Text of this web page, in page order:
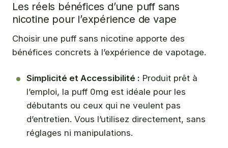
Les réels bénéfices d’une puff sans
nicotine pour l’expérience de vape
Choisir une puff sans nicotine apporte des
bénéfices concrets à l’expérience de vapotage.
Simplicité et Accessibilité : Produit prêt à
l’emploi, la puff 0mg est idéale pour les
débutants ou ceux qui ne veulent pas
d’entretien. Vous l’utilisez directement, sans
réglages ni manipulations.